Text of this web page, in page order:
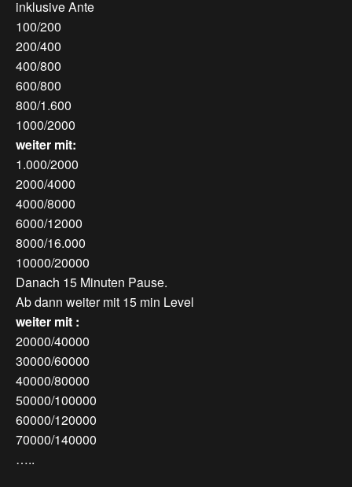
inklusive Ante
100/200
200/400
400/800
600/800
800/1.600
1000/2000
weiter mit:
1.000/2000
2000/4000
4000/8000
6000/12000
8000/16.000
10000/20000
Danach 15 Minuten Pause.
Ab dann weiter mit 15 min Level
weiter mit :
20000/40000
30000/60000
40000/80000
50000/100000
60000/120000
70000/140000
…..